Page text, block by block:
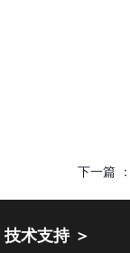
下一篇 ：
技术支持 ＞